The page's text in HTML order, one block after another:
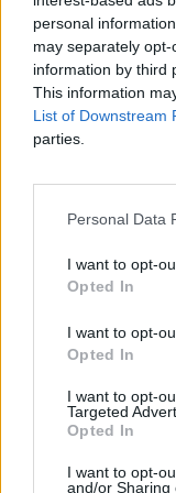
personal
may separately
information by third
This information
List of Downstream
parties.
Personal Data
I want to opt-
Opted In
I want to opt-
Opted In
I want to opt-
Targeted
Opted In
I want to opt-
and/or Sharing